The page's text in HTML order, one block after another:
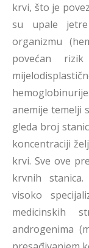
krvi, što je
su upale
organizmu
povećan
anemije temelji
gleda broj
koncentraciji
krvi. Sve ove
krvnih
visoko
medicinskih
androgenima